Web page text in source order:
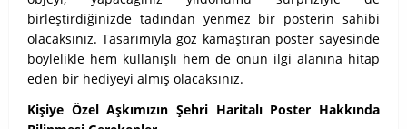
birleştirdiğinizde tadından yenmez bir posterin sahibi
olacaksınız. Tasarımıyla göz kamaştıran poster sayesinde
böylelikle hem kullanışlı hem de onun ilgi alanına hitap
eden bir hediyeyi almış olacaksınız.
Kişiye Özel Aşkımızın Şehri Haritalı Poster Hakkında